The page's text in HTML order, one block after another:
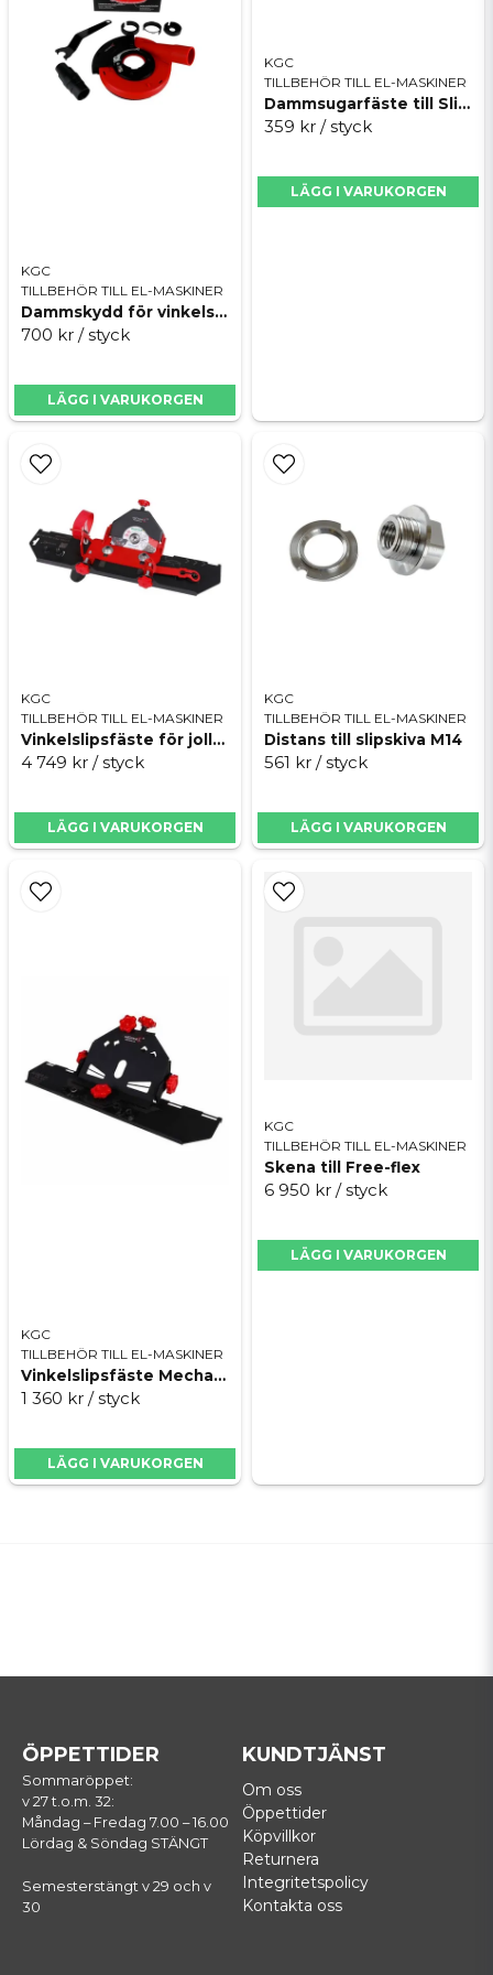
KGC
TILLBEHÖR TILL EL-MASKINER
Dammskydd för vinkelslip, Mechanic Vortex 115-125mm
700 kr / styck
LÄGG I VARUKORGEN
KGC
TILLBEHÖR TILL EL-MASKINER
Dammsugarfäste till Slider 45, Mechaninc Pipe 45
359 kr / styck
LÄGG I VARUKORGEN
KGC
TILLBEHÖR TILL EL-MASKINER
Vinkelslipsfäste för jolly 45 ink. klinga, Mechanic Slider PRO
4 749 kr / styck
LÄGG I VARUKORGEN
KGC
TILLBEHÖR TILL EL-MASKINER
Distans till slipskiva M14
561 kr / styck
LÄGG I VARUKORGEN
KGC
TILLBEHÖR TILL EL-MASKINER
Vinkelslipsfäste Mechanic Slider
1 360 kr / styck
LÄGG I VARUKORGEN
KGC
TILLBEHÖR TILL EL-MASKINER
Skena till Free-flex
6 950 kr / styck
LÄGG I VARUKORGEN
Vinkelslipen med 115 och 125 diameter på skivor av
alla modeller och tillverkare är lämplig.
ÖPPETTIDER
Sommaröppet:
v 27 t.o.m. 32:
Måndag – Fredag 7.00 – 16.00
Lördag & Söndag STÄNGT
Semesterstängt v 29 och v
30
KUNDTJÄNST
Om oss
Öppettider
Köpvillkor
Returnera
Integritetspolicy
Kontakta oss